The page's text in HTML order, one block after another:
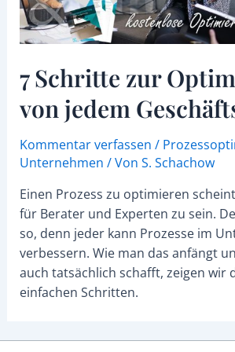
7 Schritte zur
von jedem
Kommentar verfassen /
Unternehmen / Von S. Schachow
Einen Prozess zu optimieren
für Berater und Experten zu sein.
so, denn jeder kann Prozesse im
verbessern. Wie man das anfängt
auch tatsächlich schafft, zeigen wir
einfachen Schritten.